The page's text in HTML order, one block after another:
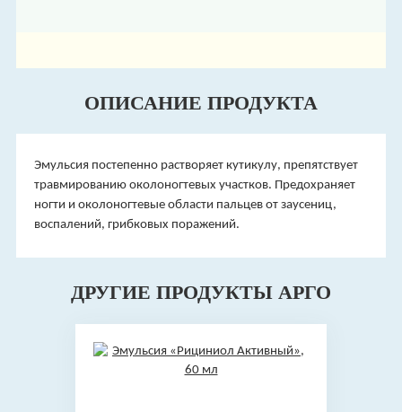
ОПИСАНИЕ ПРОДУКТА
Эмульсия постепенно растворяет кутикулу, препятствует
травмированию околоногтевых участков. Предохраняет
ногти и околоногтевые области пальцев от заусениц,
воспалений, грибковых поражений.
ДРУГИЕ ПРОДУКТЫ АРГО